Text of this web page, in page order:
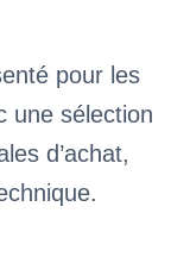
pour les
une sélection
d’achat,